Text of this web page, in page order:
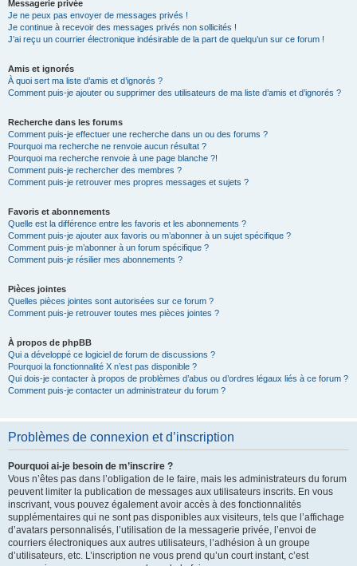
Messagerie privée
Je ne peux pas envoyer de messages privés !
Je continue à recevoir des messages privés non sollicités !
J’ai reçu un courrier électronique indésirable de la part de quelqu’un sur ce forum !
Amis et ignorés
À quoi sert ma liste d’amis et d’ignorés ?
Comment puis-je ajouter ou supprimer des utilisateurs de ma liste d’amis et d’ignorés ?
Recherche dans les forums
Comment puis-je effectuer une recherche dans un ou des forums ?
Pourquoi ma recherche ne renvoie aucun résultat ?
Pourquoi ma recherche renvoie à une page blanche ?!
Comment puis-je rechercher des membres ?
Comment puis-je retrouver mes propres messages et sujets ?
Favoris et abonnements
Quelle est la différence entre les favoris et les abonnements ?
Comment puis-je ajouter aux favoris ou m’abonner à un sujet spécifique ?
Comment puis-je m’abonner à un forum spécifique ?
Comment puis-je résilier mes abonnements ?
Pièces jointes
Quelles pièces jointes sont autorisées sur ce forum ?
Comment puis-je retrouver toutes mes pièces jointes ?
À propos de phpBB
Qui a développé ce logiciel de forum de discussions ?
Pourquoi la fonctionnalité X n’est pas disponible ?
Qui dois-je contacter à propos de problèmes d’abus ou d’ordres légaux liés à ce forum ?
Comment puis-je contacter un administrateur du forum ?
Problèmes de connexion et d’inscription
Pourquoi ai-je besoin de m’inscrire ?
Vous n’êtes pas dans l’obligation de le faire, mais les administrateurs du forum
peuvent limiter la publication de messages aux utilisateurs inscrits. En vous
inscrivant, vous pouvez également avoir accès à des fonctionnalités
supplémentaires qui ne sont pas disponibles aux visiteurs, tels que l’affichage
d’avatars personnalisés, l’utilisation de la messagerie privée, l’envoi de
courriers électroniques aux autres utilisateurs, l’adhésion à un groupe
d’utilisateurs, etc. L’inscription ne vous prend qu’un court instant, c’est